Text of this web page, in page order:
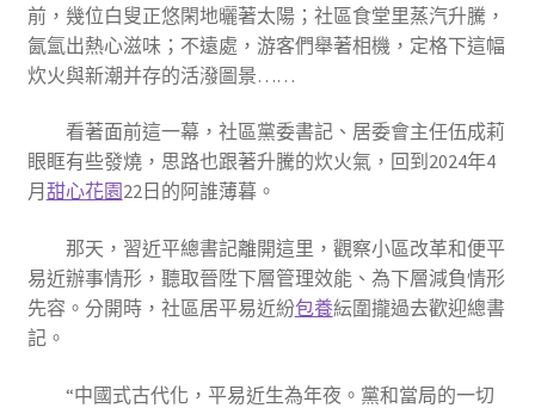
前，幾位白叟正悠閑地曬著太陽；社區食堂里蒸汽升騰，
氤氳出熱心滋味；不遠處，游客們舉著相機，定格下這幅
炊火與新潮并存的活潑圖景……
看著面前這一幕，社區黨委書記、居委會主任伍成莉
眼眶有些發燒，思路也跟著升騰的炊火氣，回到2024年4
月 甜心花園22日的阿誰薄暮。
那天，習近平總書記離開這里，觀察小區改革和便平
易近辦事情形，聽取晉陞下層管理效能、為下層減負情形
先容。分開時，社區居平易近紛包養紜圍攏過去歡迎總書
記。
“中國式古代化，平易近生為年夜。黨和當局的一切